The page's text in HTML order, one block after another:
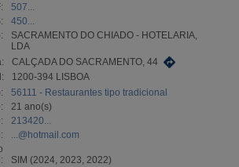
507...
450...
SACRAMENTO DO CHIADO - HOTELARIA,
LDA
CALÇADA DO SACRAMENTO, 44
1200-394 LISBOA
56111 - Restaurantes tipo tradicional
21 ano(s)
213420...
...@hotmail.com
SIM (2024, 2023, 2022)